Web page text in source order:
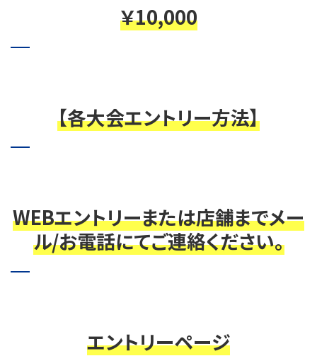
￥10,000
【各大会エントリー方法】
WEBエントリーまたは店舗までメー
ル/お電話にてご連絡ください。
エントリーページ